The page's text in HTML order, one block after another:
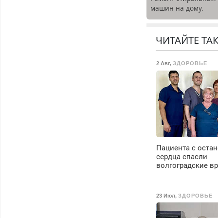
машин на дому.
Выезд и
Предусмотрены
скидки.
ЧИТАЙТЕ
2 Авг,ЗДОРОВЬЕ
Пациента с
сердца спасли
волгоградские
23 Июл,ЗДОРОВЬЕ